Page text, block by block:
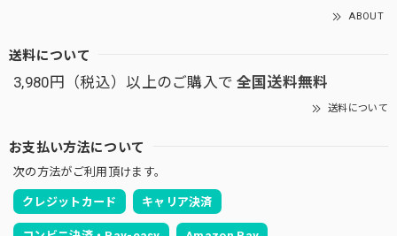
ABOUT
送料について
3,980円（税込）以上のご購入で 全国送料無料
送料について
お支払い方法について
次の方法がご利用頂けます。
クレジットカード キャリア決済